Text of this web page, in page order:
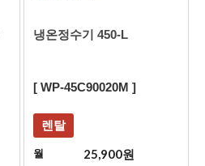
냉온정수기 450-L
[ WP-45C90020M ]
렌탈
월 25,900원